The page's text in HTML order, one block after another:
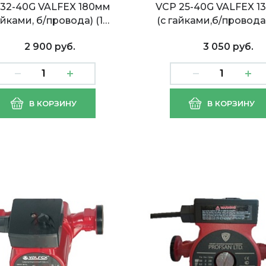
32/4 с кабелем
VCP 25-40G VALFEX
(с гайками,б/провода)
40G VALFEX 180мм
б/провода) (1…
2 900 руб.
В КОРЗИНУ
VCP 25-40G VALFEX
(с гайками,б/
3 050 руб.
В КОРЗИНУ